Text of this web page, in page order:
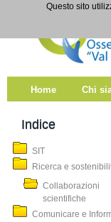
Salta al contenuto
Attività
Home Chi
Indice
SIT
Ricerca e
Collaborazioni
scientifiche
Comunicare e
Questo sito